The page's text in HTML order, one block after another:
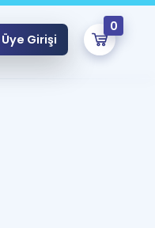
Üye Girişi
0